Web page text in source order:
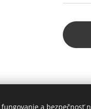
a bezpečnosť